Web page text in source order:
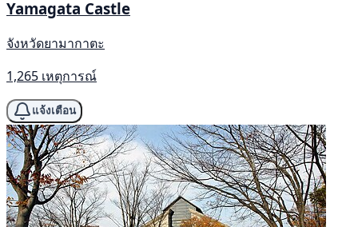
Yamagata Castle
จังหวัดยามากาตะ
1,265 เหตุการณ์
แจ้งเตือน